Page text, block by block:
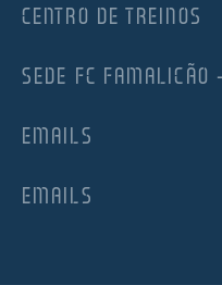
CENTRO DE TREINOS
SEDE FC FAMALICÃO
EMAILS
EMAILS